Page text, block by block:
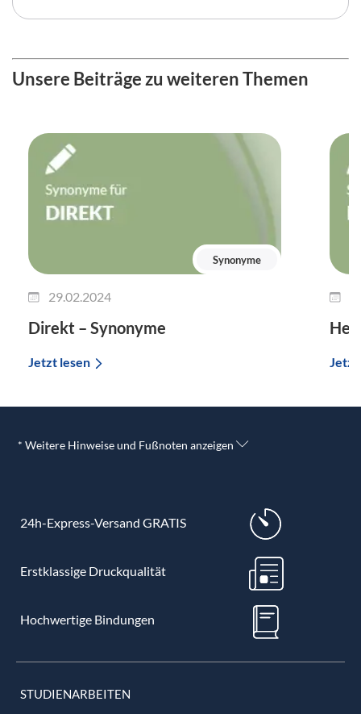
Unsere Beiträge zu weiteren Themen
Synonyme
29.02.2024
Direkt – Synonyme
Jetzt lesen Jetzt
* Weitere Hinweise und Fußnoten anzeigen
24h-Express-Versand GRATIS
Erstklassige Druckqualität
Hochwertige Bindungen
STUDIENARBEITEN